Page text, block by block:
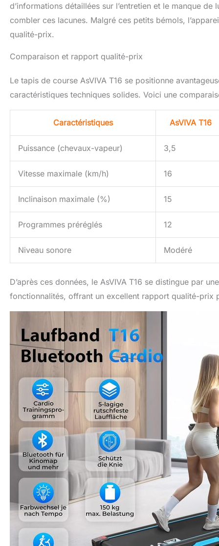
d’informations détaillées sur l’entretien et le manque
combler ces lacunes. Malgré ces petits bémols,
qualité-prix.
Comparaison et rapport qualité-prix
Le tapis de course AsVIVA T16 se positionne
caractéristiques techniques solides. Voici une
Caractéristiques AsVIVA T16
Puissance (chevaux-vapeur) 3,5
Vitesse maximale (km/h) 16
Inclinaison maximale (%) 15
Programmes préréglés 12
Niveau sonore Modéré
D’après ces données, le AsVIVA T16 se distingue par
fonctionnalités, offrant un excellent rapport qualité-prix